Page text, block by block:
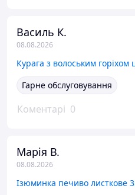
Василь К.
08.08.2026
Гарне обслуговування
Коментарі 0
Марія В.
08.08.2026
Ізюминка печиво листкове